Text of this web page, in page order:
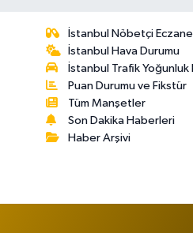
İstanbul Nöbetçi
İstanbul Hava Durumu
İstanbul Trafik Yoğunluk
Puan Durumu ve Fikstür
Tüm Manşetler
Son Dakika Haberleri
Haber Arşivi